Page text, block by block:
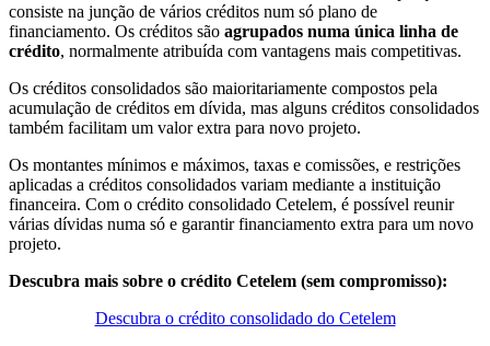
consiste na junção de vários créditos num só plano de
financiamento. Os créditos são agrupados numa única linha de
crédito, normalmente atribuída com vantagens mais competitivas.
Os créditos consolidados são maioritariamente compostos pela
acumulação de créditos em dívida, mas alguns créditos consolidados
também facilitam um valor extra para novo projeto.
Os montantes mínimos e máximos, taxas e comissões, e restrições
aplicadas a créditos consolidados variam mediante a instituição
financeira. Com o crédito consolidado Cetelem, é possível reunir
várias dívidas numa só e garantir financiamento extra para um novo
projeto.
Descubra mais sobre o crédito Cetelem (sem compromisso):
Descubra o crédito consolidado do Cetelem